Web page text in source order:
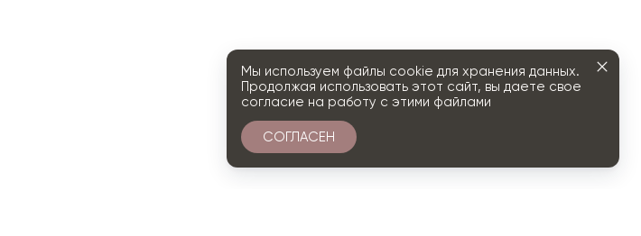
Мы используем файлы cookie для хранения данных.
Продолжая использовать этот сайт, вы даете свое
согласие на работу с этими файлами
СОГЛАСЕН